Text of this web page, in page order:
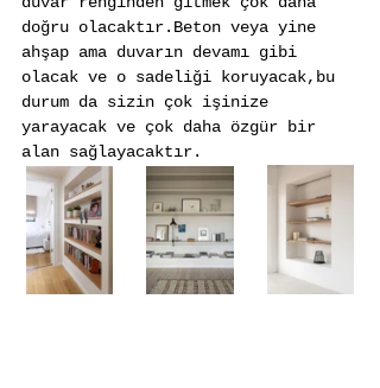
doğru olacaktır.Beton veya yine
ahşap ama duvarın devamı gibi
olacak ve o sadeliği koruyacak,bu
durum da sizin çok işinize
yarayacak ve çok daha özgür bir
alan sağlayacaktır.